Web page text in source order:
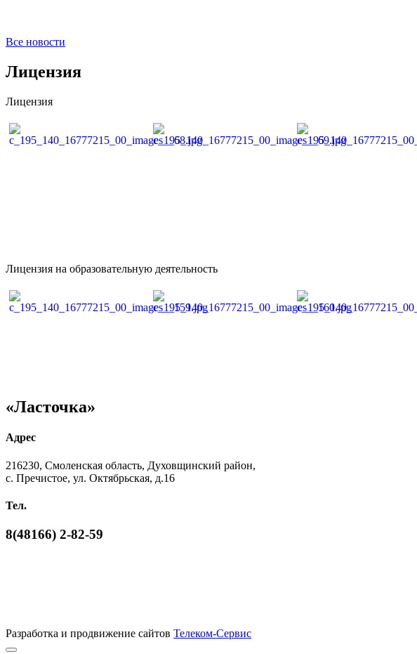
Все новости
Лицензия
Лицензия
Лицензия на образовательную деятельность
«Ласточка»
Адрес
216230, Смоленская область, Духовщинский район,
с. Пречистое, ул. Октябрьская, д.16
Тел.
8(48166) 2-82-59
Разработка и продвижение сайтов Телеком-Сервис